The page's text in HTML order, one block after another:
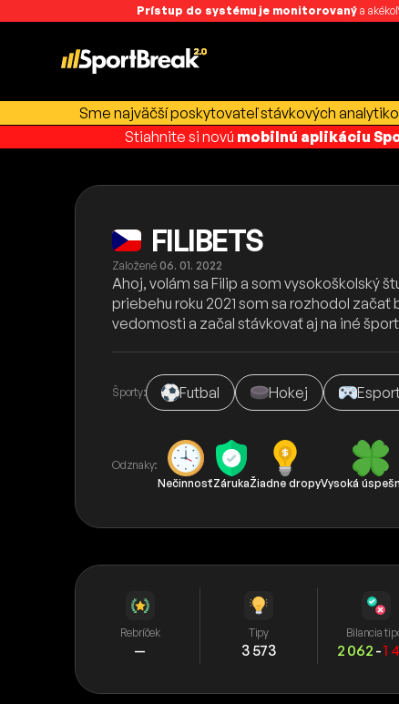
Prístup do systému je monitorovanýa
Sme najväčší poskytovateľ stávkových
Stiahnite si novú mobilnú aplikáciu
FILIBETS
Založené 06. 01. 2022
Ahoj, volám sa Filip a som vysokoškolský
priebehu roku 2021 som sa rozhodol
vedomosti a začal stávkovať aj na iné
Športy: Futbal Hokej
Odznaky:
NečinnosťZárukaŽiadne dropyVysoká
Rebríček
—
Tipy
3 573
Bilancia
2 062 -1